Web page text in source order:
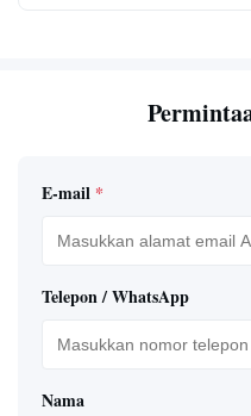
E-mail *
Telepon / WhatsApp
Nama